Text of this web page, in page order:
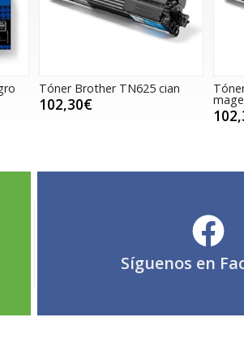
Tóner Brother TN625 cian
102,30€
Síguenos en